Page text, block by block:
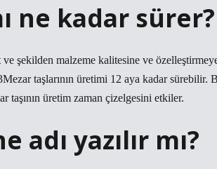
ne kadar sürer?
şekilden malzeme kalitesine ve
taşlarının üretimi 12 aya kadar sürebilir.
taşının üretim zaman çizelgesini etkiler.
adı yazılır mı?